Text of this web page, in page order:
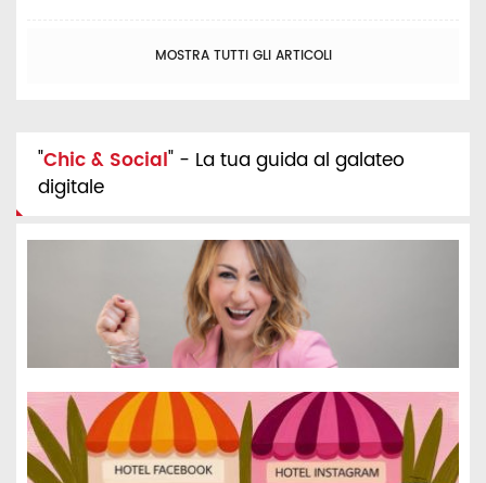
MOSTRA TUTTI GLI ARTICOLI
"Chic & Social" - La tua guida al galateo
digitale